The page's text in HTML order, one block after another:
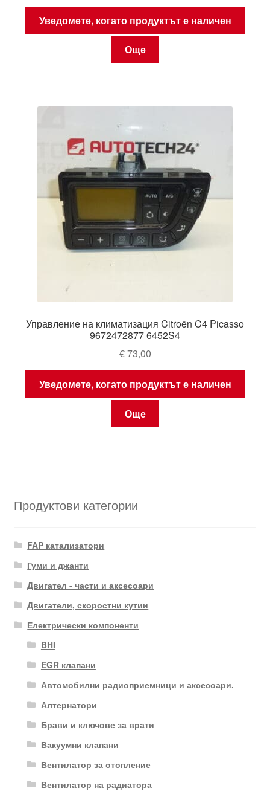
Уведомете, когато продуктът е наличен
Още
Управление на климатизация Citroën C4 Picasso
9672472877 6452S4
€73,00
Уведомете, когато продуктът е наличен
Още
Продуктови категории
FAP катализатори
Гуми и джанти
Двигател - части и аксесоари
Двигатели, скоростни кутии
Електрически компоненти
BHI
EGR клапани
Автомобилни радиоприемници и аксесоари.
Алтернатори
Брави и ключове за врати
Вакуумни клапани
Вентилатор за отопление
Вентилатор на радиатора